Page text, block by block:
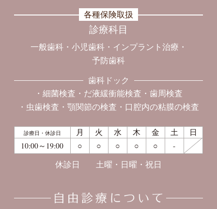
各種保険取扱
診療科目
一般歯科 小児歯科
インプラント治療
予防歯科
歯科ドック
細菌検査
だ液緩衝能検査
歯周検査
虫歯検査
顎関節の検査 口腔内の粘膜の検査
診療日・休診日 月 火 水 木 金 土
日
10:00～19:00
○ ○ ○ ○ ○ -
休診日 土曜・日曜・祝日